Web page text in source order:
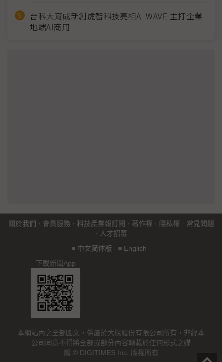
台科大育成新創虎智科技亮相AI WAVE 主打企業
地端AI商用
關於我們 · 會員服務 · 科技產業報訂閱 · 著作權 · 隱私權 · 常見問題
· 人才招募
■ 中文简体版 ■ English
下載新聞App
本網站內之全部圖文，係屬於大椽股份有限公司所有，非經本
公司同意不得將全部或部分內容轉載於任何形式之媒
體 © DIGITIMES Inc. 版權所有